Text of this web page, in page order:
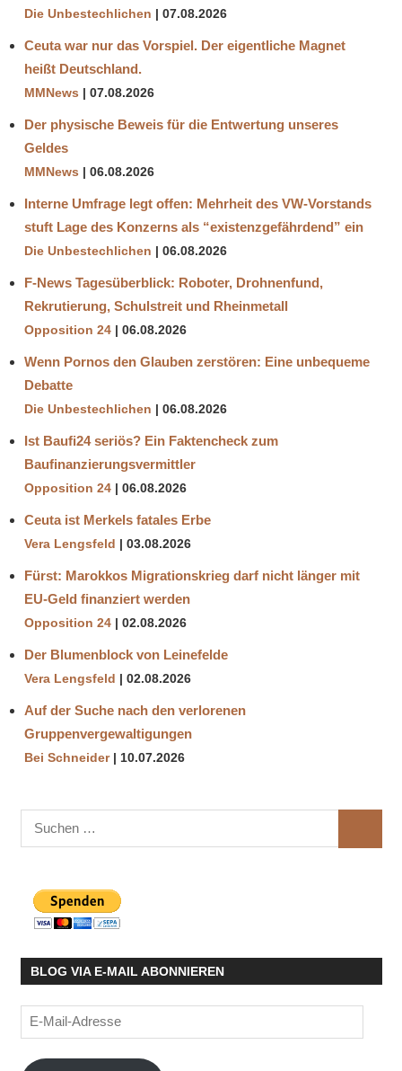
Die Unbestechlichen 07.08.2026
Ceuta war nur das Vorspiel. Der eigentliche Magnet
heißt Deutschland.
MMNews 07.08.2026
Der physische Beweis für die Entwertung unseres
Geldes
MMNews 06.08.2026
Interne Umfrage legt offen: Mehrheit des VW-Vorstands
stuft Lage des Konzerns als “existenzgefährdend” ein
Die Unbestechlichen 06.08.2026
F-News Tagesüberblick: Roboter, Drohnenfund,
Rekrutierung, Schulstreit und Rheinmetall
Opposition 24 06.08.2026
Wenn Pornos den Glauben zerstören: Eine unbequeme
Debatte
Die Unbestechlichen 06.08.2026
Ist Baufi24 seriös? Ein Faktencheck zum
Baufinanzierungsvermittler
Opposition 24 06.08.2026
Ceuta ist Merkels fatales Erbe
Vera Lengsfeld 03.08.2026
Fürst: Marokkos Migrationskrieg darf nicht länger mit
EU-Geld finanziert werden
Opposition 24 02.08.2026
Der Blumenblock von Leinefelde
Vera Lengsfeld 02.08.2026
Auf der Suche nach den verlorenen
Gruppenvergewaltigungen
Bei Schneider 10.07.2026
Suchen
nach:
BLOG VIA E-MAIL ABONNIEREN
E-
Mail-
Adresse